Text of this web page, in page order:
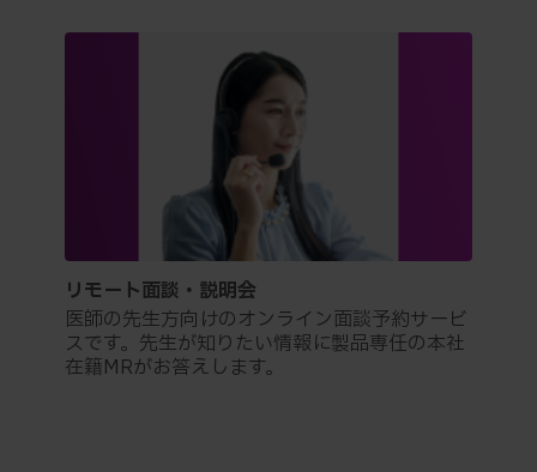
リモート面談・説明会
医師の先生方向けのオンライン面談予約サービ
スです。先生が知りたい情報に製品専任の本社
在籍MRがお答えします。